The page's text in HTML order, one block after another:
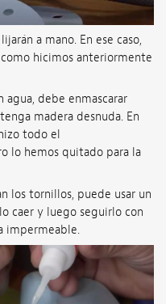
a mano. En ese caso,
hicimos anteriormente
agua, debe enmascarar
madera desnuda. En
todo el
lo hemos quitado para la
los tornillos, puede usar un
caer y luego seguirlo con
impermeable.